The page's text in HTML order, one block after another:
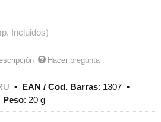
Incluidos)
Hacer pregunta
• EAN / Cod. Barras: 1307 •
Peso: 20 g